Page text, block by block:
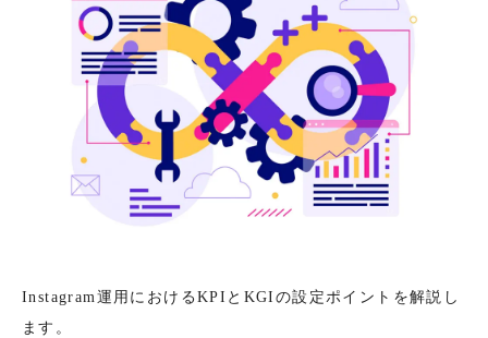
Instagram運用におけるKPIとKGIの設定ポイントを解説し
ます。